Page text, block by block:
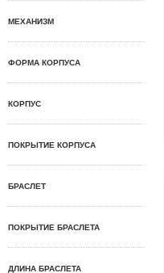
МЕХАНИЗМ
ФОРМА КОРПУСА
КОРПУС
ПОКРЫТИЕ КОРПУСА
БРАСЛЕТ
ПОКРЫТИЕ БРАСЛЕТА
ДЛИНА БРАСЛЕТА